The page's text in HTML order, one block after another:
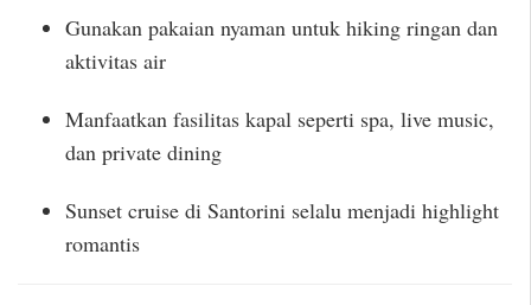
Gunakan pakaian nyaman untuk hiking ringan dan
aktivitas air
Manfaatkan fasilitas kapal seperti spa, live music,
dan private dining
Sunset cruise di Santorini selalu menjadi highlight
romantis